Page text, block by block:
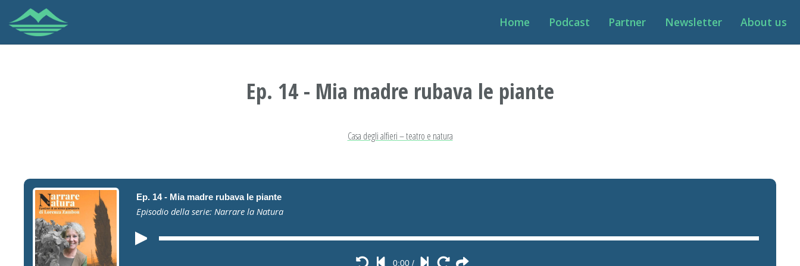
Home Podcast Partner Newsletter About us
Ep. 14 - Mia madre rubava le piante
Casa degli alfieri – teatro e natura
Ep. 14 - Mia madre rubava le piante
Episodio della serie: Narrare la Natura
0:00 /